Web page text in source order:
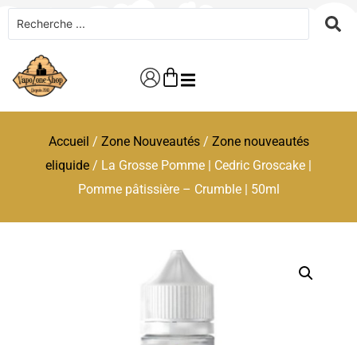
Accueil / Zone Nouveautés/ Zone nouveautés
eliquide / La Grosse Pomme | Cedric Groscake |
Pomme pâtissière – Crumble | 50ml